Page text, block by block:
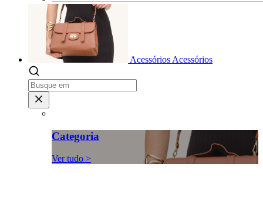
Acessórios Acessórios
Categoria
Ver tudo >